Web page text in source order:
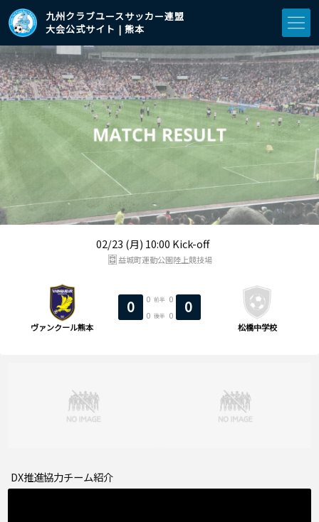
九州クラブユースサッカー連盟
大会公式サイト | 熊本
02/23 (月) 10:00 Kick-off
ヴァンクール熊本
0 0 前半
0
0 後半 0 0
松橋中学校
益城町運動公園陸上競技場
DX推進協力チーム紹介